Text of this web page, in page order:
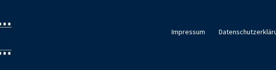
Impressum